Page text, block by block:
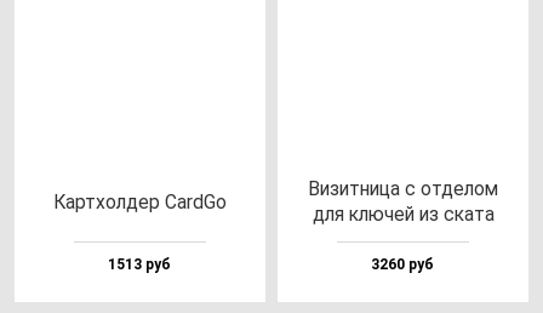
Кар­тхол­дер CardGo
1513 руб
Визит­ни­ца с от­де­лом
для клю­чей из ска­та
3260 руб